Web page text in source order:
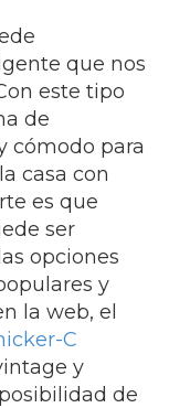
que nos
este tipo
de
cómodo para
casa con
es que
ser
opciones
y
la web, el
C
y
de